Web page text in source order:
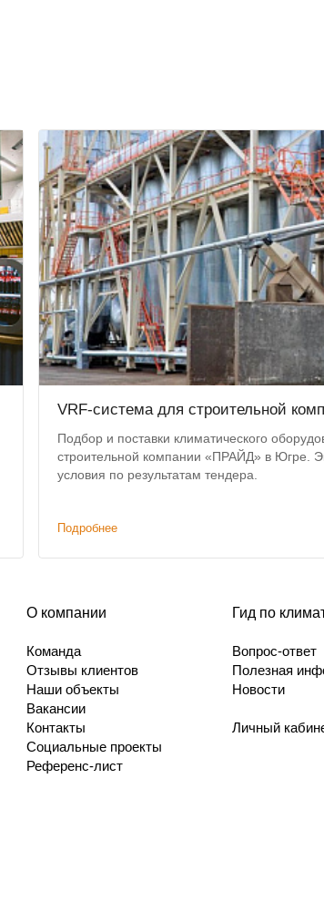
VRF-система для строительной
Подбор и поставки климатического
строительной компании «ПРАЙД» в Югре.
условия по результатам тендера.
Подробнее
О компании
Команда
Отзывы клиентов
Наши объекты
Вакансии
Контакты
Социальные проекты
Референс-лист
Гид по
Вопрос-ответ
Полезная
Новости
Личный